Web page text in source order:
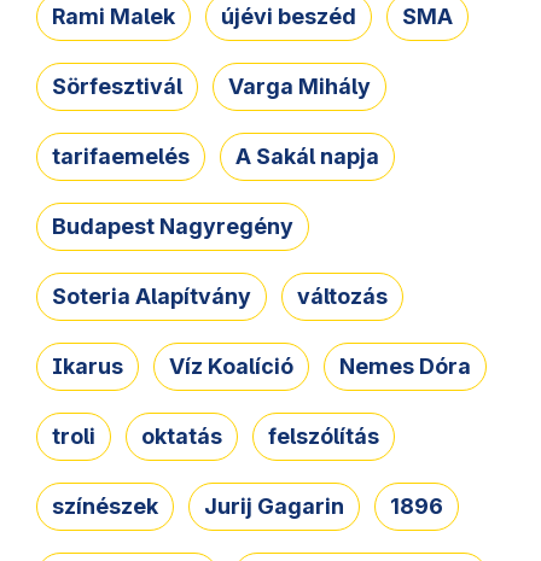
Rami Malek újévi beszéd SMA
Sörfesztivál Varga Mihály
tarifaemelés A Sakál napja
Budapest Nagyregény
Soteria Alapítvány változás
Ikarus Víz Koalíció Nemes Dóra
troli oktatás felszólítás
színészek Jurij Gagarin 1896